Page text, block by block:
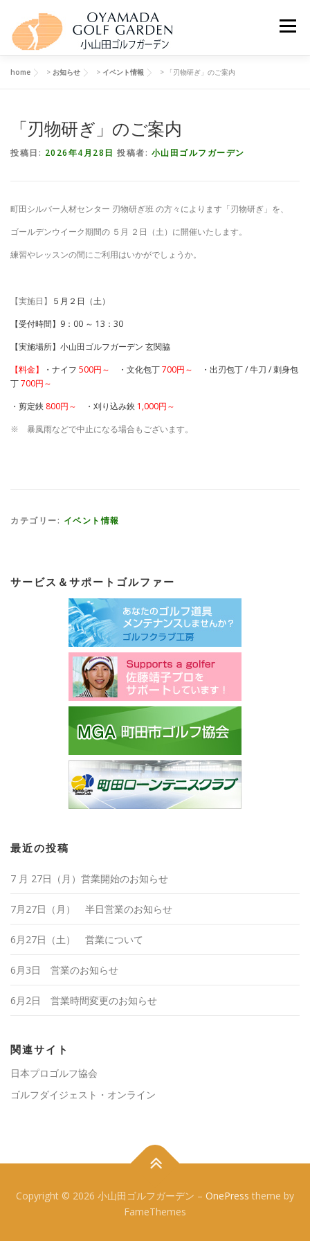
メニュー
スクール 交通アクセス 個人情報保護方針
home > お知らせ > イベント情報 > 「刃物研ぎ」のご案内
「刃物研ぎ」のご案内
投稿日: 2026年4月28日 投稿者: 小山田ゴルフガーデン
町田シルバー人材センター 刃物研ぎ班 の方々によります「刃物研ぎ」を、
ゴールデンウイーク期間の ５月 ２日（土）に開催いたします。
練習やレッスンの間にご利用はいかがでしょうか。
【実施日】 ５月２日（土）
【受付時間】9：00 ～ 13：30
【実施場所】小山田ゴルフガーデン 玄関脇
【料金】
・ナイフ 500円～ ・文化包丁700円～
・出刃包丁 / 牛刀 / 刺身包
丁700円～
・剪定鋏 800円～ ・刈り込み鋏 1,000円～
※ 暴風雨などで中止になる場合もございます。
カテゴリー: イベント情報
サービス＆サポートゴルファー
最近の投稿
7 月 27日（月）営業開始のお知らせ
7月27日（月） 半日営業のお知らせ
6月27日（土） 営業について
6月3日 営業のお知らせ
6月2日 営業時間変更のお知らせ
関連サイト
日本プロゴルフ協会
ゴルフダイジェスト・オンライン
Copyright © 2026 小山田ゴルフガーデン – OnePress theme by
FameThemes